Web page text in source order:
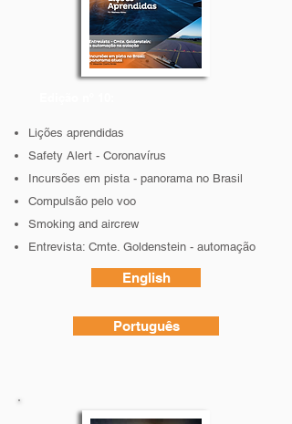
Lições aprendidas
Safety Alert - Coronavírus
Incursões em pista - panorama no Brasil
Compulsão pelo voo
Smoking and aircrew
Entrevista: Cmte. Goldenstein - automação
English
Português